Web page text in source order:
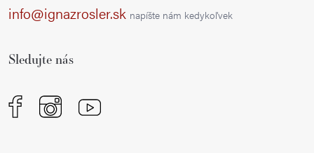
info@ignazrosler.sk napíšte nám kedykoľvek
Sledujte nás